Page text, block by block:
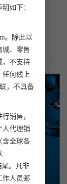
公司动态
如下：
。除此以
城、零售
，不支持
任何线上
，不具备
销售，
人代理销
含全球各
尾。凡非
作人员邮